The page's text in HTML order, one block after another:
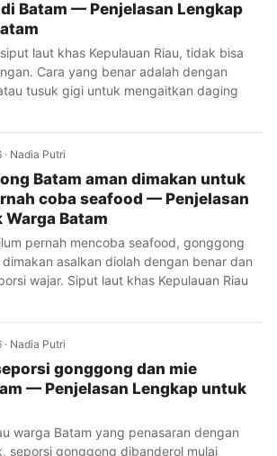
Batam — Penjelasan Lengkap
laut khas Kepulauan Riau, tidak bisa
Cara yang benar adalah dengan
tusuk gigi untuk mengaitkan daging
· Nadia Putri
Batam aman dimakan untuk
coba seafood — Penjelasan
Batam
pernah mencoba seafood, gonggong
asalkan diolah dengan benar dan
wajar. Siput laut khas Kepulauan Riau
· Nadia Putri
gonggong dan mie
— Penjelasan Lengkap untuk
warga Batam yang penasaran dengan
seporsi gonggong dibanderol mulai